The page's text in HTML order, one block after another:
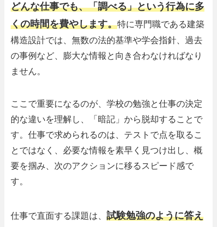
どんな仕事でも、「調べる」という行為に多
くの時間を費やします。特に専門職である建築
構造設計では、無数の法的基準や学会指針、過去
の事例など、膨大な情報と向き合わなければなり
ません。
ここで重要になるのが、学校の勉強と仕事の決定
的な違いを理解し、「暗記」から脱却することで
す。仕事で求められるのは、テストで点を取るこ
とではなく、必要な情報を素早く見つけ出し、概
要を掴み、次のアクションに移るスピード感で
す。
仕事で直面する課題は、試験勉強のように答え